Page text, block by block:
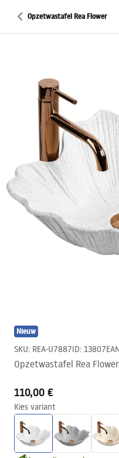
Opzetwastafel Rea Flower
Nieuw
SKU: REA-U7887ID: 13807EAN
Opzetwastafel Rea Flower
110,00 €
Kies variant